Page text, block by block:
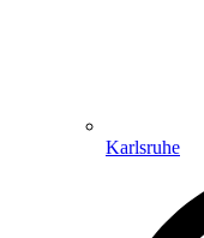
Karlsruhe